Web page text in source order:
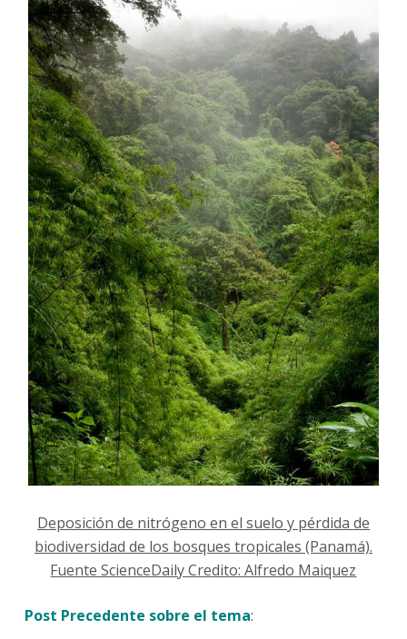
Deposición de nitrógeno en el suelo y pérdida de
biodiversidad de los bosques tropicales (Panamá).
Fuente ScienceDaily Credito: Alfredo Maiquez
Post Precedente sobre el tema: